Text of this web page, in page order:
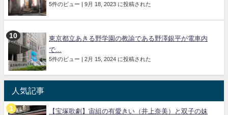
5件のビュー | 9月 18, 2023 に投稿された
東京都立あきる野学園の教諭である野澤銀平が電車内
で...
5件のビュー | 2月 15, 2024 に投稿された
人気記事
【宝塚歌劇】宙組の有愛きい（井上奈美）と双子の妹